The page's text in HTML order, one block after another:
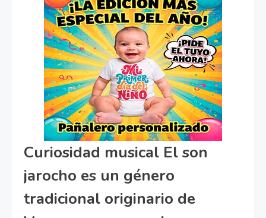
Curiosidad musical El son
jarocho es un género
tradicional originario de